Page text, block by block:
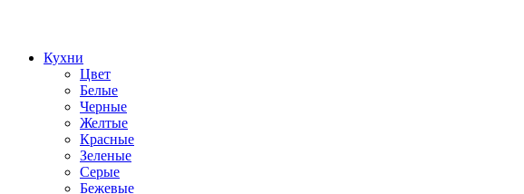
Кухни
Цвет
Белые
Черные
Желтые
Красные
Зеленые
Серые
Бежевые